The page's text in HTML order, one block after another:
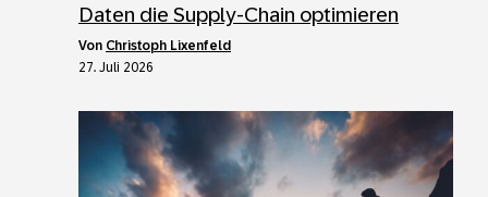
Daten die Supply-Chain optimieren
von Christoph Lixenfeld
27. Juli 2026